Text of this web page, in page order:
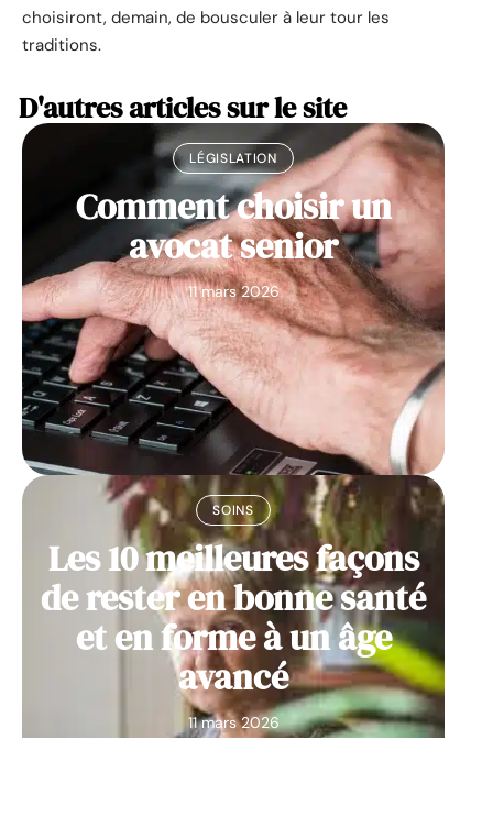
choisiront, demain, de bousculer à leur tour les
traditions.
D'autres articles sur le site
LÉGISLATION
Comment choisir un
avocat senior
11 mars 2026
SOINS
Les 10 meilleures façons
de rester en bonne santé
et en forme à un âge
avancé
11 mars 2026